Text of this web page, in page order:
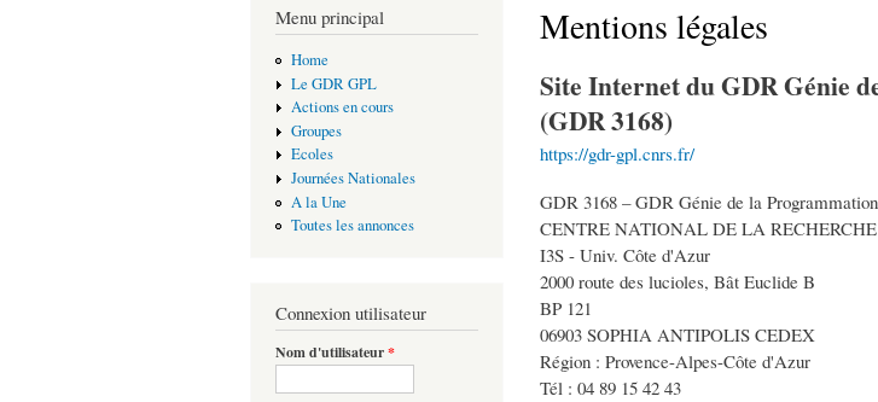
Menu principal
Home
Le GDR GPL
Actions en cours
Groupes
Ecoles
Journées Nationales
A la Une
Toutes les annonces
Connexion utilisateur
Nom d'utilisateur*
Mentions légales
Site Internet du GDR Génie
(GDR 3168)
https://gdr-gpl.cnrs.fr/
GDR 3168 – GDR Génie de la
CENTRE NATIONAL DE LA
I3S - Univ. Côte d'Azur
2000 route des lucioles, Bât Euclide B
BP 121
06903 SOPHIA ANTIPOLIS CEDEX
Région : Provence-Alpes-Côte d'Azur
Tél : 04 89 15 42 43